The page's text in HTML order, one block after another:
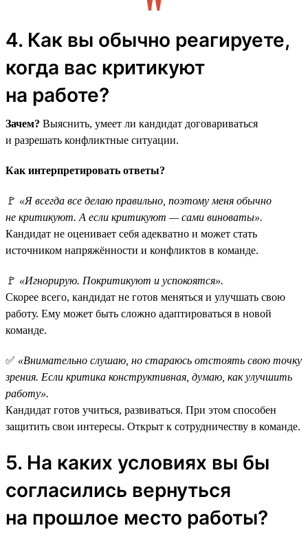
4. Как вы обычно реагируете,
когда вас критикуют
на работе?
Зачем? Выяснить, умеет ли кандидат договариваться
и разрешать конфликтные ситуации.
Как интерпретировать ответы?
🚩 «Я всегда все делаю правильно, поэтому меня обычно
не критикуют. А если критикуют — сами виноваты».
Кандидат не оценивает себя адекватно и может стать
источником напряжённости и конфликтов в команде.
🚩 «Игнорирую. Покритикуют и успокоятся».
Скорее всего, кандидат не готов меняться и улучшать свою
работу. Ему может быть сложно адаптироваться в новой
команде.
✅ «Внимательно слушаю, но стараюсь отстоять свою точку
зрения. Если критика конструктивная, думаю, как улучшить
работу».
Кандидат готов учиться, развиваться. При этом способен
защитить свои интересы. Открыт к сотрудничеству в команде.
5. На каких условиях вы бы
согласились вернуться
на прошлое место работы?